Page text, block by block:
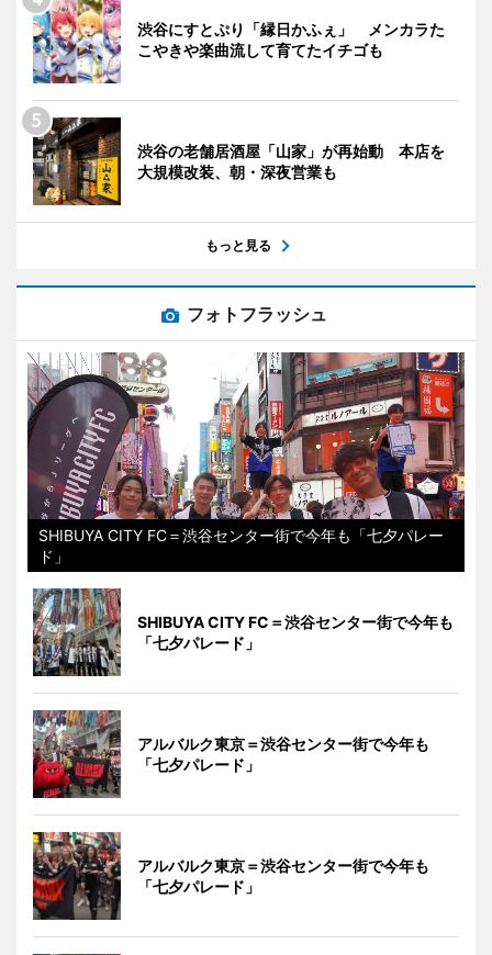
渋谷にすとぷり「縁日かふぇ」 メンカラた
こやきや楽曲流して育てたイチゴも
渋谷の老舗居酒屋「山家」が再始動 本店を
大規模改装、朝・深夜営業も
もっと見る
フォトフラッシュ
SHIBUYA CITY FC＝渋谷センター街で今年も「七夕パレー
ド」
SHIBUYA CITY FC＝渋谷センター街で今年も
「七夕パレード」
アルバルク東京＝渋谷センター街で今年も
「七夕パレード」
アルバルク東京＝渋谷センター街で今年も
「七夕パレード」